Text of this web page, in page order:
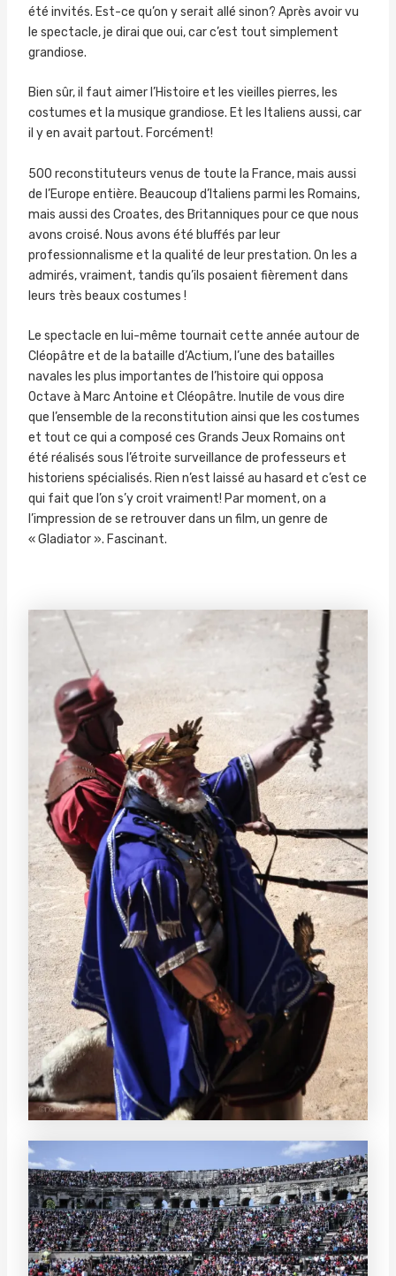
été invités. Est-ce qu’on y serait allé sinon? Après avoir vu
le spectacle, je dirai que oui, car c’est tout simplement
grandiose.
Bien sûr, il faut aimer l’Histoire et les vieilles pierres, les
costumes et la musique grandiose. Et les Italiens aussi, car
il y en avait partout. Forcément!
500 reconstituteurs venus de toute la France, mais aussi
de l’Europe entière. Beaucoup d’Italiens parmi les Romains,
mais aussi des Croates, des Britanniques pour ce que nous
avons croisé. Nous avons été bluffés par leur
professionnalisme et la qualité de leur prestation. On les a
admirés, vraiment, tandis qu’ils posaient fièrement dans
leurs très beaux costumes !
Le spectacle en lui-même tournait cette année autour de
Cléopâtre et de la bataille d’Actium, l’une des batailles
navales les plus importantes de l’histoire qui opposa
Octave à Marc Antoine et Cléopâtre. Inutile de vous dire
que l’ensemble de la reconstitution ainsi que les costumes
et tout ce qui a composé ces Grands Jeux Romains ont
été réalisés sous l’étroite surveillance de professeurs et
historiens spécialisés. Rien n’est laissé au hasard et c’est ce
qui fait que l’on s’y croit vraiment! Par moment, on a
l’impression de se retrouver dans un film, un genre de
« Gladiator ». Fascinant.